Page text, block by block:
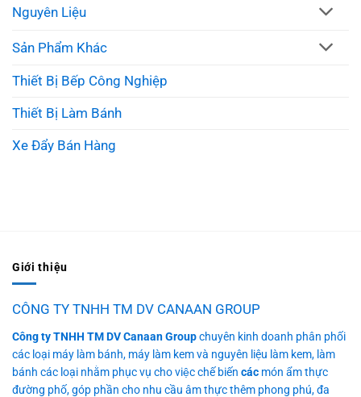
Nguyên Liệu
Sản Phẩm Khác
Thiết Bị Bếp Công Nghiệp
Thiết Bị Làm Bánh
Xe Đẩy Bán Hàng
Giới thiệu
CÔNG TY TNHH TM DV CANAAN GROUP
Công ty TNHH TM DV Canaan Groupchuyên kinh doanh phân phối
các loại máy làm bánh, máy làm kem và nguyên liệu làm kem, làm
bánh các loại nhằm phục vụ cho việc chế biến các món ẩm thực
đường phố, góp phần cho nhu cầu âm thực thêm phong phú, đa